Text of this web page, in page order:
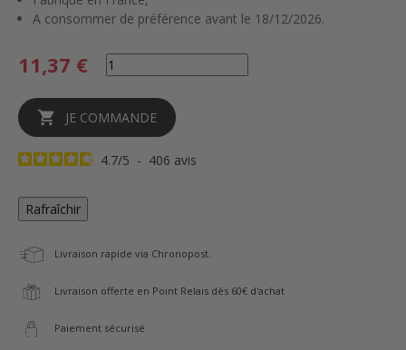
A consommer de préférence avant le 18/12/2026.
11,37 €
 JE COMMANDE
4.7/5 - 406 avis
Livraison rapide via Chronopost.
Livraison offerte en Point Relais dès 60€ d'achat
Paiement sécurisé